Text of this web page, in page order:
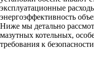
эксплуатационные
энергоэффективность
Ниже мы детально
мазутных котельных,
требования к